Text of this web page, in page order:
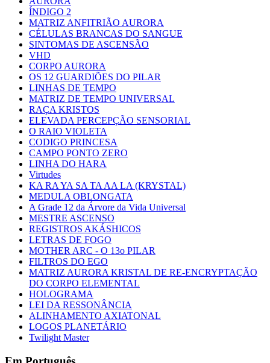
ÍNDIGO 2
MATRIZ ANFITRIÃO AURORA
CÉLULAS BRANCAS DO SANGUE
SINTOMAS DE ASCENSÃO
VHD
CORPO AURORA
OS 12 GUARDIÕES DO PILAR
LINHAS DE TEMPO
MATRIZ DE TEMPO UNIVERSAL
RAÇA KRISTOS
ELEVADA PERCEPÇÃO SENSORIAL
O RAIO VIOLETA
CODIGO PRINCESA
CAMPO PONTO ZERO
LINHA DO HARA
Virtudes
KA RA YA SA TA AA LA (KRYSTAL)
MEDULA OBLONGATA
A Grade 12 da Árvore da Vida Universal
MESTRE ASCENSO
REGISTROS AKÁSHICOS
LETRAS DE FOGO
MOTHER ARC - O 13o PILAR
FILTROS DO EGO
MATRIZ AURORA KRISTAL DE RE-ENCRYPTAÇÃO
DO CORPO ELEMENTAL
HOLOGRAMA
LEI DA RESSONÂNCIA
ALINHAMENTO AXIATONAL
LOGOS PLANETÁRIO
Twilight Master